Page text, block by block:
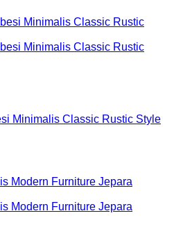
Minimalis Classic Rustic Style